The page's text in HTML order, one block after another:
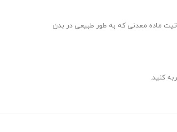
هیدروکسی آپاتیت ماده معدنی که به طور طبیعی در بدن
کنید.